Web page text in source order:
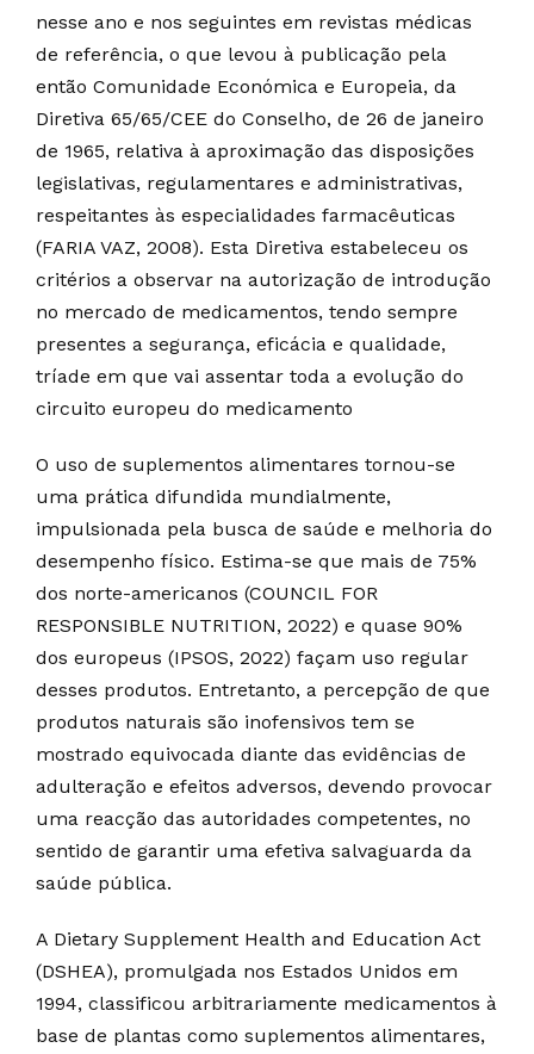
nesse ano e nos seguintes em revistas médicas
de referência, o que levou à publicação pela
então Comunidade Económica e Europeia, da
Diretiva 65/65/CEE do Conselho, de 26 de janeiro
de 1965, relativa à aproximação das disposições
legislativas, regulamentares e administrativas,
respeitantes às especialidades farmacêuticas
(FARIA VAZ, 2008). Esta Diretiva estabeleceu os
critérios a observar na autorização de introdução
no mercado de medicamentos, tendo sempre
presentes a segurança, eficácia e qualidade,
tríade em que vai assentar toda a evolução do
circuito europeu do medicamento
O uso de suplementos alimentares tornou-se
uma prática difundida mundialmente,
impulsionada pela busca de saúde e melhoria do
desempenho físico. Estima-se que mais de 75%
dos norte-americanos (COUNCIL FOR
RESPONSIBLE NUTRITION, 2022) e quase 90%
dos europeus (IPSOS, 2022) façam uso regular
desses produtos. Entretanto, a percepção de que
produtos naturais são inofensivos tem se
mostrado equivocada diante das evidências de
adulteração e efeitos adversos, devendo provocar
uma reacção das autoridades competentes, no
sentido de garantir uma efetiva salvaguarda da
saúde pública.
A Dietary Supplement Health and Education Act
(DSHEA), promulgada nos Estados Unidos em
1994, classificou arbitrariamente medicamentos à
base de plantas como suplementos alimentares,